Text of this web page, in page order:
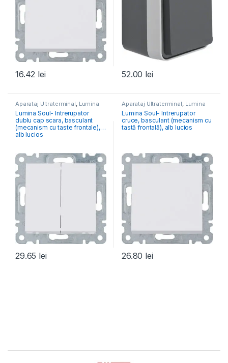
16.42 lei 52.00 lei
Aparataj Ultraterminal, Lumina
Lumina Soul- Intrerupator
dublu cap scara, basculant
(mecanism cu taste frontale),
alb lucios
29.65 lei
Aparataj Ultraterminal, Lumina
Lumina Soul- Intrerupator
cruce, basculant (mecanism cu
tastă frontală), alb lucios
26.80 lei